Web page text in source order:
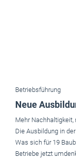
Betriebsführung
Neue
Mehr
Die Ausbildung in
Was sich für 19
Betriebe jetzt